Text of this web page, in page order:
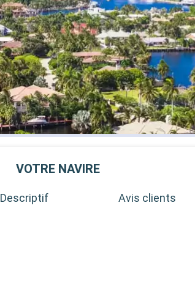
VOTRE NAVIRE
Descriptif Avis clients